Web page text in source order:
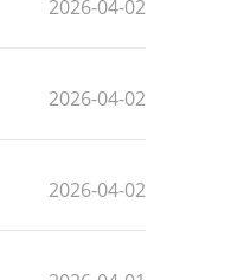
2026-04-02
2026-04-02
2026-04-02